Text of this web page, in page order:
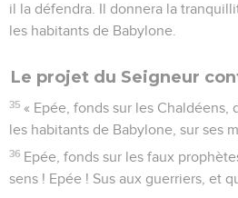
il la défendra. Il donnera la
les habitants de Babylone.
Le projet du Seigneur
35 « Epée, fonds sur les Chaldéens,
les habitants de Babylone, sur ses
36 Epée, fonds sur les faux
sens ! Epée ! Sus aux guerriers, et